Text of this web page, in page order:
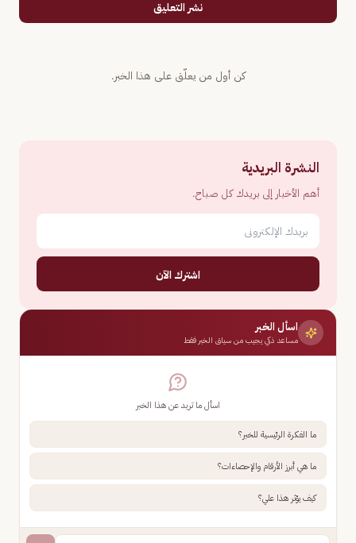
نشر التعليق
كن أول من يعلّق على هذا الخبر.
النشرة البريدية
أهم الأخبار إلى بريدك كل صباح.
اشترك الآن
اسأل الخبر
مساعد ذكي يجيب من سياق الخبر فقط
اسأل ما تريد عن هذا الخبر
ما الفكرة الرئيسية للخبر؟
ما هي أبرز الأرقام والإحصاءات؟
كيف يؤثر هذا علي؟